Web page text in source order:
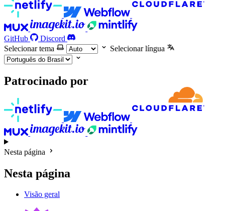
GitHub
Discord
Selecionar tema
Selecionar língua
Patrocinado por
Nesta página
Nesta página
Visão geral